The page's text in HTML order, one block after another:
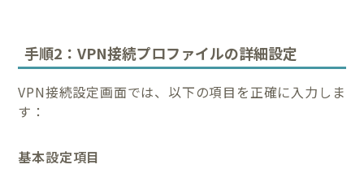
手順2：VPN接続プロファイルの詳細設定
VPN接続設定画面では、以下の項目を正確に入力しま
す：
基本設定項目